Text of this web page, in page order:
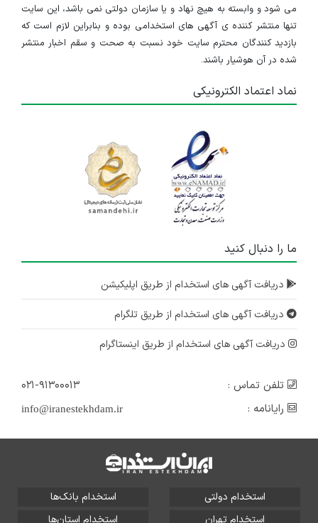
می شود و وابسته به هیچ نهاد و یا سازمان دولتی نمی باشد، این سایت
تنها منتشر کننده ی آگهی های استخدامی بوده و بنابراین لازم است که
بازدید کنندگان محترم سایت خود نسبت به صحت و سقم اخبار منتشر
شده در آن هوشیار باشند.
نماد اعتماد الکترونیکی
ما را دنبال کنید
دریافت آگهی های استخدام از طریق اپلیکیشن
دریافت آگهی های استخدام از طریق تلگرام
دریافت آگهی های استخدام از طریق اینستاگرام
تلفن تماس :
۰۲۱-۹۱۳۰۰۰۱۳
رایانامه :
info@iranestekhdam.ir
استخدام دولتی
استخدام بانک‌ها
استخدام تهران
استخدام استان‌ها